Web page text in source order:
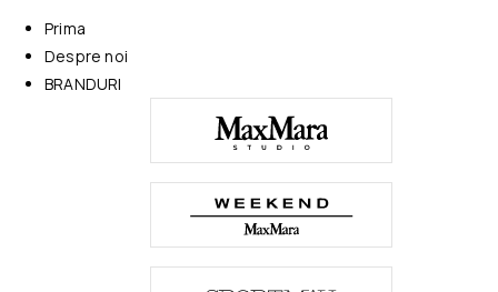
Prima
Despre noi
BRANDURI